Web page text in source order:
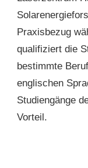
Praxisbezug
qualifiziert die
bestimmte
englischen
Studiengänge
Vorteil.